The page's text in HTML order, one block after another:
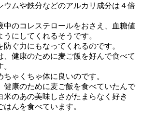
ウムや鉄分などのアルカリ成分は４倍
中のコレステロールをおさえ、血糖値
うにしてくれるそうです。
防ぐ力にもなってくれるのです。
、健康のために麦ご飯を好んで食べて
ちゃくちゃ体に良いのです。
健康のために麦ご飯を食べていたんで
米のあの美味しさがたまらなく好き
んを食べています。